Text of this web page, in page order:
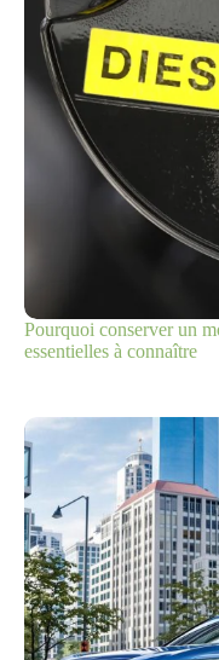
Pourquoi conserver un
essentielles à connaître